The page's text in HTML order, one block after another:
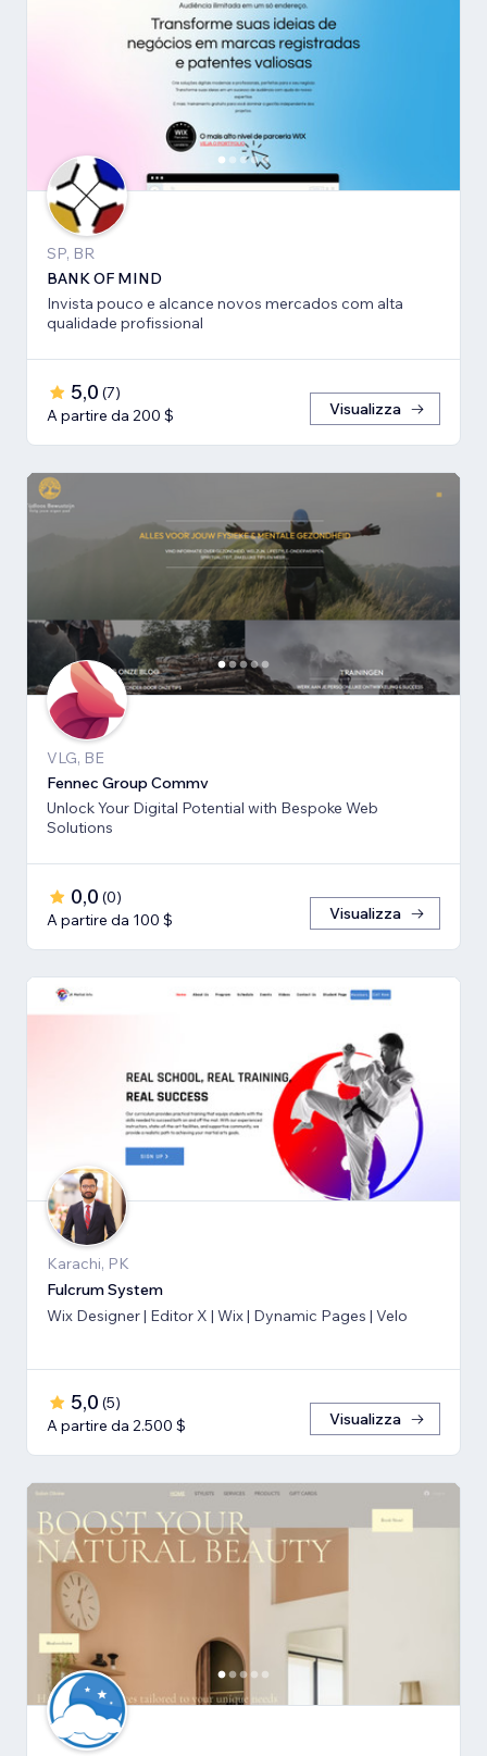
SP, BR
BANK OF MIND
Invista pouco e alcance novos mercados com alta
qualidade profissional
5,0 (7)
A partire da 200 $
Visualizza
VLG, BE
Fennec Group Commv
Unlock Your Digital Potential with Bespoke Web
Solutions
0,0 (0)
A partire da 100 $
Visualizza
Karachi, PK
Fulcrum System
Wix Designer | Editor X | Wix | Dynamic Pages | Velo
5,0 (5)
A partire da 2.500 $
Visualizza